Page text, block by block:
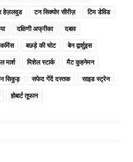
हेज़लवुड टन सिक्योर सीरीज़
टिम डेविड
दक्षिणी अफ्रीका
दबाव
बछड़े की चोट
बेन द्वार्शुइस
मार्श मिशेल स्टार्क
मैट कुहनेमन
सिकुड़ सफेद गेंदें दस्तक
साइड स्ट्रेन
होबार्ट तूफान